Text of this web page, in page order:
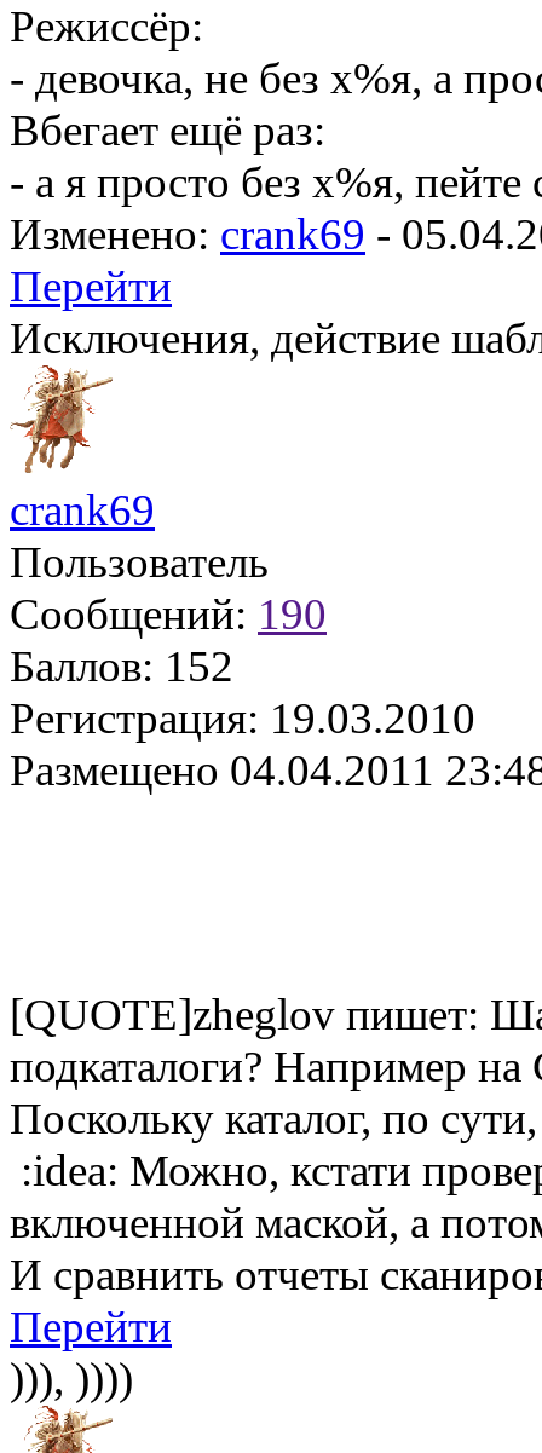
Режиссёр:
- девочка, не без х%я, а
Вбегает ещё раз:
- а я просто без х%я,
Изменено: crank69 -
Перейти
Исключения, действие
crank69
Пользователь
Сообщений: 190
Баллов: 152
Регистрация: 19.03.2010
Размещено 04.04.2011
[QUOTE]zheglov пишет:
подкаталоги? Например
Поскольку каталог, по
:idea: Можно, кстати
включенной маской, а
И сравнить отчеты
Перейти
))), ))))